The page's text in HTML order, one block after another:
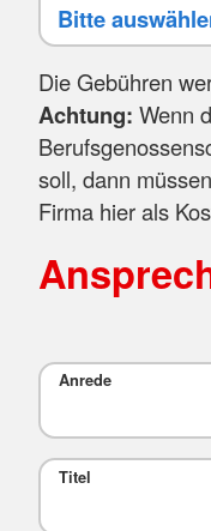
Die Gebühren
Achtung: Wenn
soll, dann
Firma hier als
Anrede
Titel